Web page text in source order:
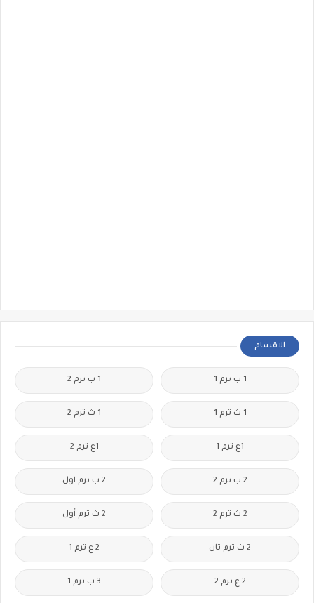
الاقسام
1 ب ترم 1 1 ب ترم 2
1 ث ترم 1 1 ث ترم 2
1ع ترم 1 1ع ترم 2
2 ب ترم 2 2 ب ترم اول
2 ث ترم 2 2 ث ترم أول
2 ث ترم ثان 2 ع ترم 1
2 ع ترم 2 3 ب ترم 1